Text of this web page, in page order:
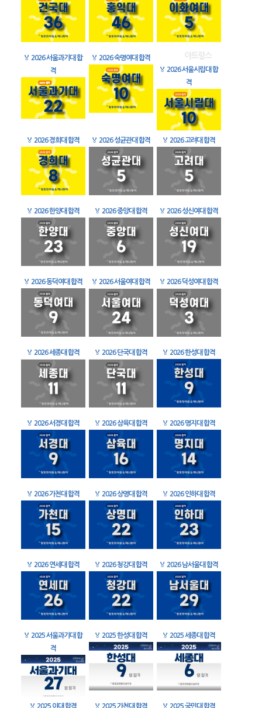
🏅 2026 서울과기대 합
격
🏅 2026 숙명여대 합격
🏅 2026 서울시립대 합
격
🏅 2026 경희대 합격 🏅 2026 성균관대 합격 🏅 2026 고려대 합격
🏅 2026 한양대 합격 🏅 2026 중앙대 합격 🏅 2026 성신여대 합격
🏅 2026 동덕여대 합격 🏅 2026 서울여대 합격 🏅 2026 덕성여대 합격
🏅 2026 세종대 합격 🏅 2026 단국대 합격 🏅 2026 한성대 합격
🏅 2026 서경대 합격 🏅 2026 삼육대 합격 🏅 2026 명지대 합격
🏅 2026 가천대 합격 🏅 2026 상명대 합격 🏅 2026 인하대 합격
🏅 2026 연세대 합격 🏅 2026 청강대 합격 🏅 2026 남서울대 합격
🏅 2025 서울과기대 합
격
🏅 2025 한성대 합격 🏅 2025 세종대 합격
🏅 2025 이대 합격 🏅 2025 가천대 합격 🏅 2025 국민대 합격